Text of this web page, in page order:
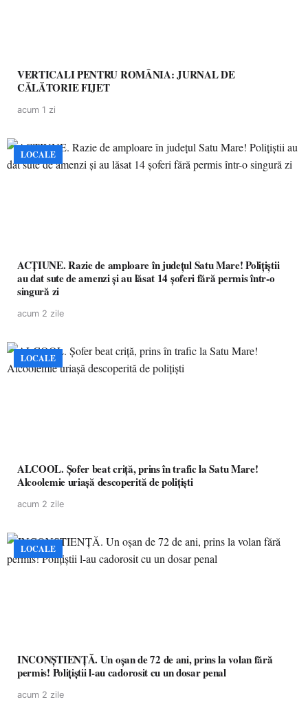
VERTICALI PENTRU ROMÂNIA: JURNAL DE
CĂLĂTORIE FIJET
acum 1 zi
LOCALE
ACȚIUNE. Razie de amploare în județul Satu Mare! Polițiștii
au dat sute de amenzi și au lăsat 14 șoferi fără permis într-o
singură zi
acum 2 zile
LOCALE
ALCOOL. Șofer beat criță, prins în trafic la Satu Mare!
Alcoolemie uriașă descoperită de polițiști
acum 2 zile
LOCALE
INCONȘTIENȚĂ. Un oșan de 72 de ani, prins la volan fără
permis! Polițiștii l-au cadorosit cu un dosar penal
acum 2 zile